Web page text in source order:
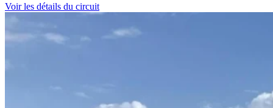
Voir les détails du circuit